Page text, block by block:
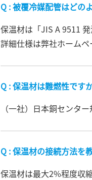
被覆冷媒配管はどの
保温材は「JIS A 9511
詳細仕様は弊社ホームペ
保温材は難燃性です
（一社）日本銅センタ
保温材の接続方法を
保温材は最大2%程度収